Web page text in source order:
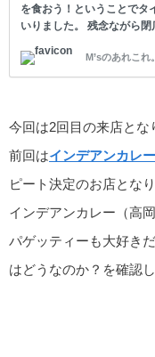
を食おう！ということでタ
いりました。 残念ながら
30分間無料なのでココに
M’sのあれこ
今回は2回目の来店とな
前回はインデアンカレー
ピート決定のお店とな
インデアンカレー（高
パゲッティーも大好き
はどうなのか？を確認